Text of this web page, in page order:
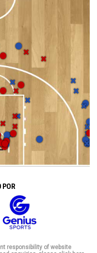
POR
responsibility of website